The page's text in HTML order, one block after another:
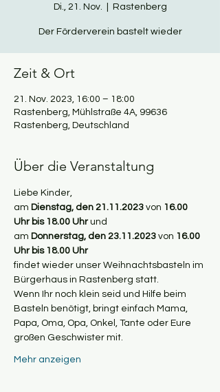
Di., 21. Nov. Rastenberg
Der Förderverein bastelt wieder
Zeit & Ort
21. Nov. 2023, 16:00 – 18:00
Rastenberg, Mühlstraße 4A, 99636
Rastenberg, Deutschland
Über die Veranstaltung
Liebe Kinder,
am Dienstag, den 21.11.2023 von 16.00
Uhr bis 18.00 Uhr und
am Donnerstag, den 23.11.2023 von 16.00
Uhr bis 18.00 Uhr
findet wieder unser Weihnachtsbasteln im
Bürgerhaus in Rastenberg statt.
Wenn Ihr noch klein seid und Hilfe beim
Basteln benötigt, bringt einfach Mama,
Papa, Oma, Opa, Onkel, Tante oder Eure
großen Geschwister mit.
Mehr anzeigen